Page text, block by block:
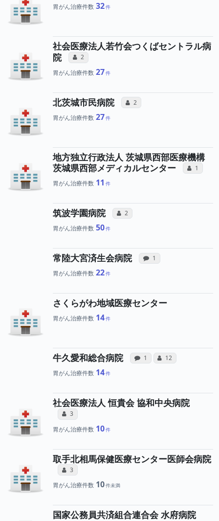
胃がん治療件数 32
社会医療法人若竹会つくばセントラル病
院
コミュニケーション・タイプ（合算）
2 所属医師へのコミュニケーション・
胃がん治療件数 27
北茨城市民病院 コミュニケーション・タイプ（合
2 所属医師へのコミュ
胃がん治療件数 27
地方独立行政法人 茨城県西部医療機構
茨城県西部メディカルセンター
コミュニ
1 所
胃がん治療件数 11
筑波学園病院 コミュニケーション・タイプ（合算
2 所属医師へのコミュニ
胃がん治療件数 50
常陸大宮済生会病院 感想投稿（合算）
1 病院への声と、
胃がん治療件数 22
さくらがわ地域医療センター
胃がん治療件数 14
牛久愛和総合病院 感想投稿（合算）
1 病院への声と、所
コミュニケーション
12 所属医師へ
胃がん治療件数 14
社会医療法人 恒貴会 協和中央病院
コミュニケーション・タイプ（合算）
3 所属医師へのコミュニケーション・タ
胃がん治療件数 10
取手北相馬保健医療センター医師会病院
コミュニケーション・タイプ（合算）
3 所属医師へのコミュニケーション・タ
胃がん治療件数 10
国家公務員共済組合連合会 水府病院